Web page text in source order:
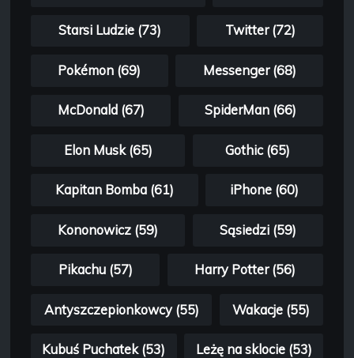
Starsi Ludzie (73) Twitter (72)
Pokémon (69) Messenger (68)
McDonald (67) SpiderMan (66)
Elon Musk (65) Gothic (65)
Kapitan Bomba (61) iPhone (60)
Kononowicz (59) Sąsiedzi (59)
Pikachu (57) Harry Potter (56)
Antyszczepionkowcy (55) Wakacje (55)
Kubuś Puchatek (53) Leżę na sklocie (53)